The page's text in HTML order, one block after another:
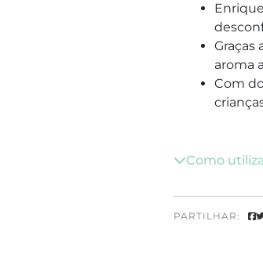
Graças
aroma
Com
Como
PARTILHAR: